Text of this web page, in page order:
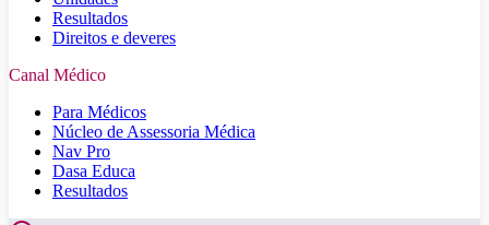
Resultados
Direitos e deveres
Canal Médico
Para Médicos
Núcleo de Assessoria Médica
Nav Pro
Dasa Educa
Resultados